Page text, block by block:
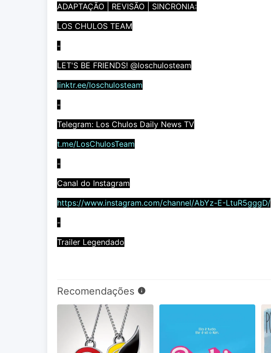
ADAPTAÇÃO | REVISÃO | SINCRONIA:
LOS CHULOS TEAM
-
LET'S BE FRIENDS! @loschulosteam
linktr.ee/loschulosteam
-
Telegram: Los Chulos Daily News TV
t.me/LosChulosTeam
-
Canal do Instagram
https://www.instagram.com/channel/AbYz-E-LtuR5gggD/
-
Trailer Legendado
Recomendações